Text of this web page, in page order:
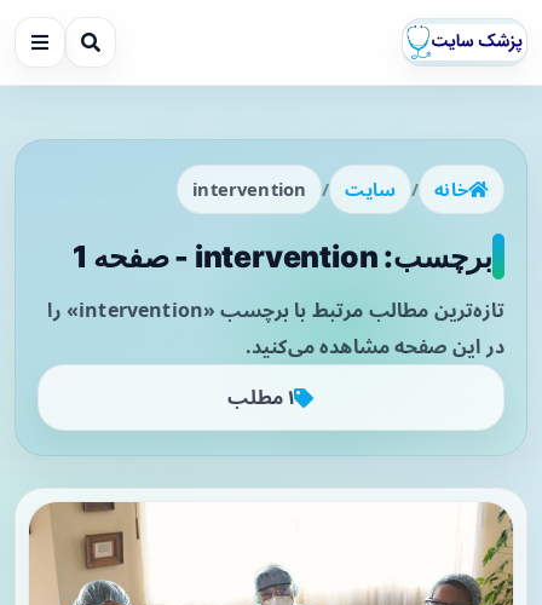
خانه / سایت /
intervention
برچسب: intervention - صفحه 1
تازه‌ترین مطالب مرتبط با برچسب «intervention» را
در این صفحه مشاهده می‌کنید.
۱ مطلب